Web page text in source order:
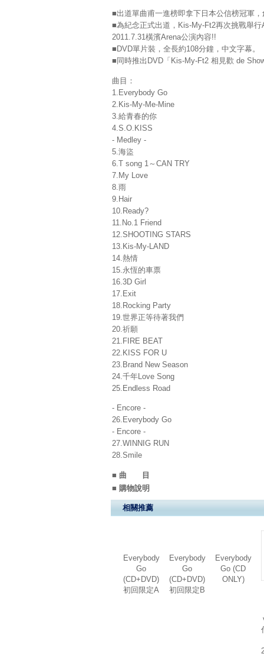
■出道單曲甫一進榜即拿下日本公信榜冠軍
■為紀念正式出道，Kis-My-Ft2再次挑戰舉
2011.7.31橫濱Arena公演內容!!
■DVD單片裝，全長約108分鐘，中文字幕。
■同時推出DVD「Kis-My-Ft2 相見歡 de
曲目：
1.Everybody Go
2.Kis-My-Me-Mine
3.給青春的你
4.S.O.KISS
- Medley -
5.海盜
6.T song 1～CAN TRY
7.My Love
8.雨
9.Hair
10.Ready?
11.No.1 Friend
12.SHOOTING STARS
13.Kis-My-LAND
14.熱情
15.永恆的車票
16.3D Girl
17.Exit
18.Rocking Party
19.世界正等待著我們
20.祈願
21.FIRE BEAT
22.KISS FOR U
23.Brand New Season
24.千年Love Song
25.Endless Road
- Encore -
26.Everybody Go
- Encore -
27.WINNIG RUN
28.Smile
■ 曲 目
■ 購物說明
相關推薦
Everybody
Go
(CD+DVD)
初回限定A
Everybody
Go
(CD+DVD)
初回限定B
Everybody
Go (CD
ONLY)